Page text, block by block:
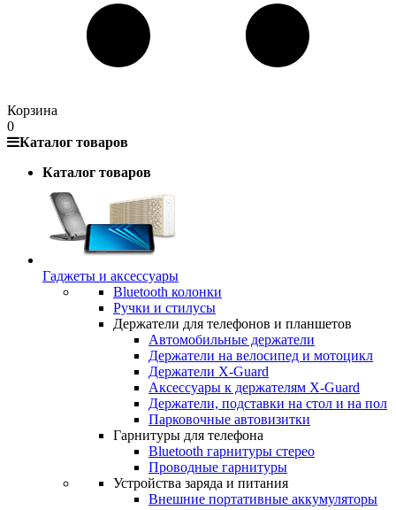
Корзина
0
Каталог товаров
Каталог товаров
Гаджеты и аксессуары
Bluetooth колонки
Ручки и стилусы
Держатели для телефонов и планшетов
Автомобильные держатели
Держатели на велосипед и мотоцикл
Держатели X-Guard
Аксессуары к держателям X-Guard
Держатели, подставки на стол и на пол
Парковочные автовизитки
Гарнитуры для телефона
Bluetooth гарнитуры стерео
Проводные гарнитуры
Устройства заряда и питания
Внешние портативные аккумуляторы